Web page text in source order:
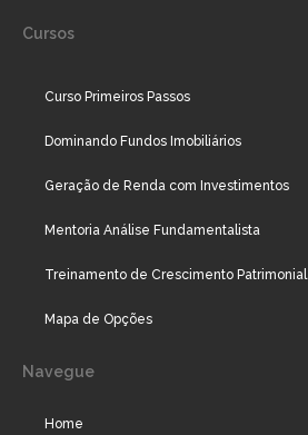
Cursos
Curso Primeiros Passos
Dominando Fundos Imobiliários
Geração de Renda com Investimentos
Mentoria Análise Fundamentalista
Treinamento de Crescimento Patrimonial
Mapa de Opções
Navegue
Home